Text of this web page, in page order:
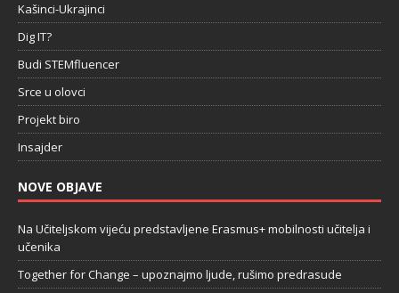
Kašinci-Ukrajinci
Dig IT?
Budi STEMfluencer
Srce u olovci
Projekt biro
Insajder
NOVE OBJAVE
Na Učiteljskom vijeću predstavljene Erasmus+ mobilnosti učitelja i
učenika
Together for Change – upoznajmo ljude, rušimo predrasude